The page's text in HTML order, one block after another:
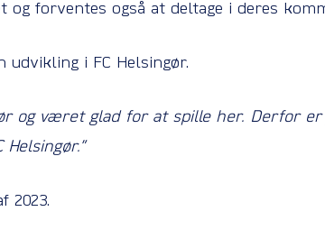
forventes også at deltage i deres
i FC Helsingør.
og været glad for at spille her. Derfor
2023.